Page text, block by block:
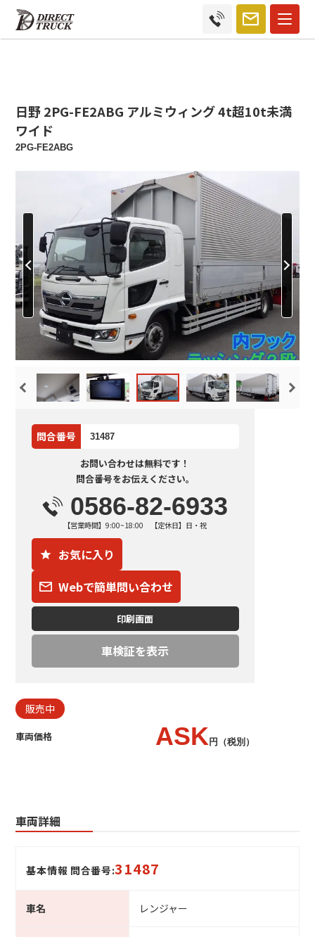
日野 2PG-FE2ABG アルミウィング 4t超10t未満
ワイド
2PG-FE2ABG
問合番号 31487
お問い合わせは無料です！
問合番号をお伝えください。
0586-82-6933
【営業時間】9:00~18:00 【定休日】日・祝
お気に入り
Webで簡単問い合わせ
印刷画面
車検証を表示
販売中
車両価格 ASK 円（税別）
車両詳細
基本情報 問合番号:31487
車名 レンジャー